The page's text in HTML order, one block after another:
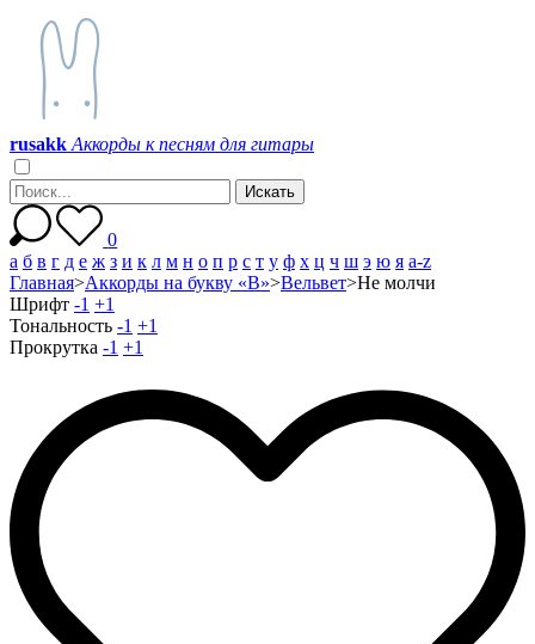
rusakk Аккорды к песням для гитары
0
а б в г д е ж з и к л м н о п р с т у ф х ц ч ш э ю я a-z
Главная>Аккорды на букву «В»>Вельвет>Не молчи
Шрифт -1 +1
Тональность -1 +1
Прокрутка -1 +1